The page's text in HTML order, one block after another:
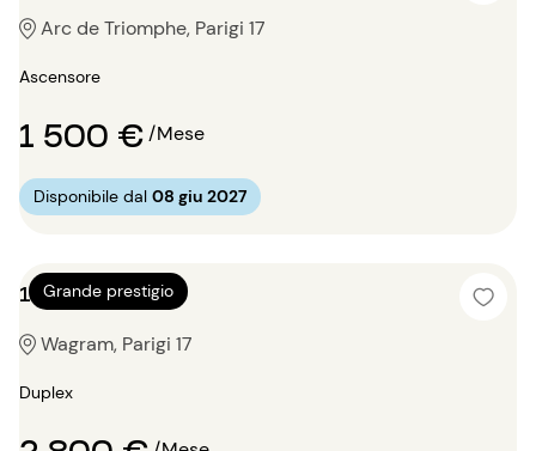
Arc de Triomphe, Parigi 17
Ascensore
1 500 €/Mese
Disponibile dal 08 giu 2027
Grande prestigio
1 locale 68m²
Wagram, Parigi 17
Duplex